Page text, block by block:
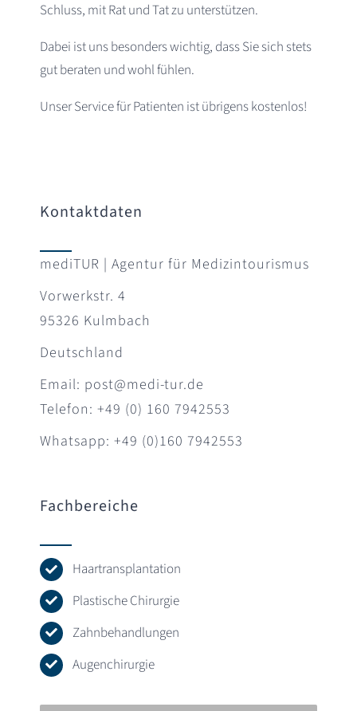
Schluss, mit Rat und Tat zu unterstützen.
Dabei ist uns besonders wichtig, dass Sie sich stets
gut beraten und wohl fühlen.
Unser Service für Patienten ist übrigens kostenlos!
Kontaktdaten
mediTUR | Agentur für Medizintourismus
Vorwerkstr. 4
95326 Kulmbach
Deutschland
Email: post@medi-tur.de
Telefon: +49 (0) 160 7942553
Whatsapp: +49 (0)160 7942553
Fachbereiche
Haartransplantation
Plastische Chirurgie
Zahnbehandlungen
Augenchirurgie